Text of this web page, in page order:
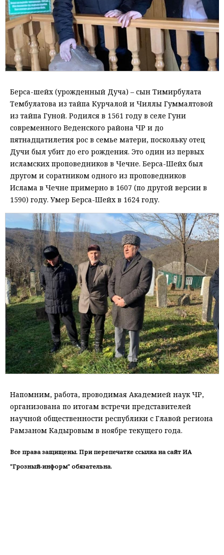
Берса-шейх (урожденный Дуча) – сын Тимирбулата
Тембулатова из тайпа Курчалой и Чиллы Гуммалтовой
из тайпа Гуной. Родился в 1561 году в селе Гуни
современного Веденского района ЧР и до
пятнадцатилетия рос в семье матери, поскольку отец
Дучи был убит до его рождения. Это один из первых
исламских проповедников в Чечне. Берса-Шейх был
другом и соратником одного из проповедников
Ислама в Чечне примерно в 1607 (по другой версии в
1590) году. Умер Берса-Шейх в 1624 году.
Напомним, работа, проводимая Академией наук ЧР,
организована по итогам встречи представителей
научной общественности республики с Главой региона
Рамзаном Кадыровым в ноябре текущего года.
Все права защищены. При перепечатке ссылка на сайт ИА
"Грозный-информ" обязательна.